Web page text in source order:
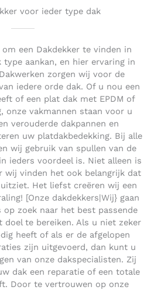
voor ieder type dak
een Dakdekker te vinden in
type aankan, en hier ervaring in
zorgen wij voor de
iedere orde dak. Of u nou een
of een plat dak met EPDM of
onze vakmannen staan voor u
verouderde dakpannen en
uw platdakbedekking. Bij alle
wij gebruik van spullen van de
ieders voordeel is. Niet alleen is
wij vinden het ook belangrijk dat
Het liefst creëren wij een
[Onze dakdekkers|Wij} gaan
op zoek naar het best passende
te bereiken. Als u niet zeker
heeft of als er de afgelopen
zijn uitgevoerd, dan kunt u
van onze dakspecialisten. Zij
dak een reparatie of een totale
Door te vertrouwen op onze